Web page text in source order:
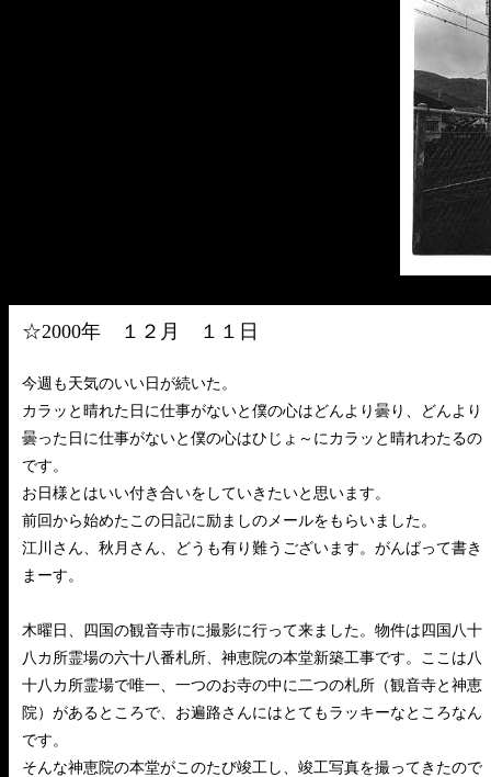
☆2000年 １２月 １１日
今週も天気のいい日が続いた。
カラッと晴れた日に仕事がないと僕の心はどんより曇り、どんより
曇った日に仕事がないと僕の心はひじょ～にカラッと晴れわたるの
です。
お日様とはいい付き合いをしていきたいと思います。
前回から始めたこの日記に励ましのメールをもらいました。
江川さん、秋月さん、どうも有り難うございます。がんばって書き
まーす。
木曜日、四国の観音寺市に撮影に行って来ました。物件は四国八十
八カ所霊場の六十八番札所、神恵院の本堂新築工事です。ここは八
十八カ所霊場で唯一、一つのお寺の中に二つの札所（観音寺と神恵
院）があるところで、お遍路さんにはとてもラッキーなところなん
です。
そんな神恵院の本堂がこのたび竣工し、竣工写真を撮ってきたので